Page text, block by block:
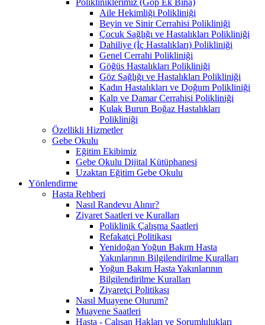
Aile Hekimliği Polikliniği
Beyin ve Sinir Cerrahisi Polikliniği
Çocuk Sağlığı ve Hastalıkları Polikliniği
Dahiliye (İç Hastalıkları) Polikliniği
Genel Cerrahi Polikliniği
Göğüs Hastalıkları Polikliniği
Göz Sağlığı ve Hastalıkları Polikliniği
Kadın Hastalıkları ve Doğum Polikliniği
Kalp ve Damar Cerrahisi Polikliniği
Kulak Burun Boğaz Hastalıkları
Polikliniği
Özellikli Hizmetler
Gebe Okulu
Eğitim Ekibimiz
Gebe Okulu Dijital Kütüphanesi
Uzaktan Eğitim Gebe Okulu
Yönlendirme
Hasta Rehberi
Nasıl Randevu Alınır?
Ziyaret Saatleri ve Kuralları
Poliklinik Çalışma Saatleri
Refakatçi Politikası
Yenidoğan Yoğun Bakım Hasta
Yakınlarının Bilgilendirilme Kuralları
Yoğun Bakım Hasta Yakınlarının
Bilgilendirilme Kuralları
Ziyaretçi Politikası
Nasıl Muayene Olurum?
Muayene Saatleri
Hasta - Çalışan Hakları ve Sorumlulukları